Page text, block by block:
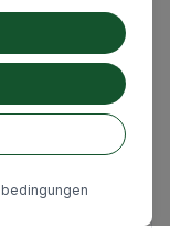
verwenden
in unserer
diese